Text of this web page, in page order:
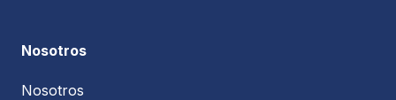
Nosotros
Nosotros